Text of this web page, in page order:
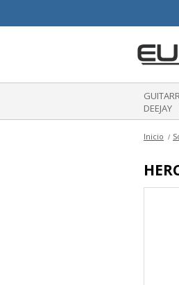
DEEJAY
Inicio